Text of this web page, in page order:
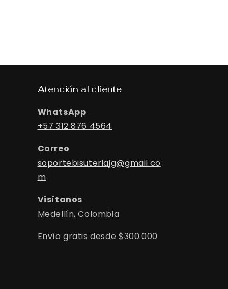
Atención al cliente
WhatsApp
+57 312 876 4564
Correo
soportebisuteriajg@gmail.co
m
Visítanos
Medellín, Colombia
Envío gratis desde $300.000